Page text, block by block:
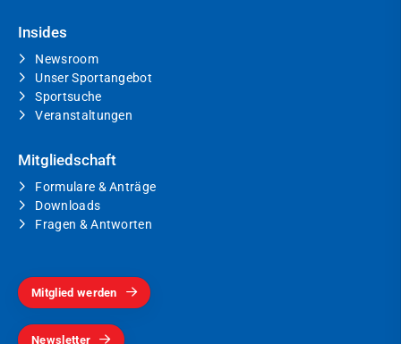
Insides
Newsroom
Unser Sportangebot
Sportsuche
Veranstaltungen
Mitgliedschaft
Formulare & Anträge
Downloads
Fragen & Antworten
Mitglied werden
Newsletter